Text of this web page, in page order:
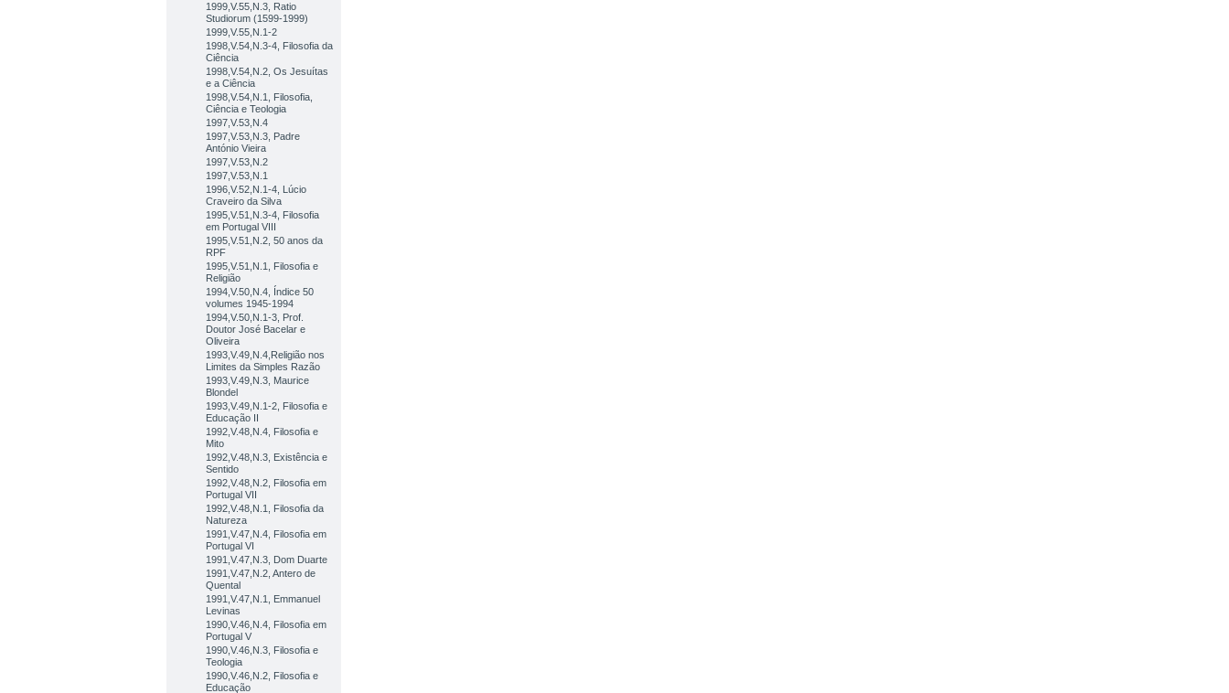
1999,V.55,N.3, Ratio
Studiorum (1599-1999)
1999,V.55,N.1-2
1998,V.54,N.3-4, Filosofia da
Ciência
1998,V.54,N.2, Os Jesuítas
e a Ciência
1998,V.54,N.1, Filosofia,
Ciência e Teologia
1997,V.53,N.4
1997,V.53,N.3, Padre
António Vieira
1997,V.53,N.2
1997,V.53,N.1
1996,V.52,N.1-4, Lúcio
Craveiro da Silva
1995,V.51,N.3-4, Filosofia
em Portugal VIII
1995,V.51,N.2, 50 anos da
RPF
1995,V.51,N.1, Filosofia e
Religião
1994,V.50,N.4, Índice 50
volumes 1945-1994
1994,V.50,N.1-3, Prof.
Doutor José Bacelar e
Oliveira
1993,V.49,N.4,Religião nos
Limites da Simples Razão
1993,V.49,N.3, Maurice
Blondel
1993,V.49,N.1-2, Filosofia e
Educação II
1992,V.48,N.4, Filosofia e
Mito
1992,V.48,N.3, Existência e
Sentido
1992,V.48,N.2, Filosofia em
Portugal VII
1992,V.48,N.1, Filosofia da
Natureza
1991,V.47,N.4, Filosofia em
Portugal VI
1991,V.47,N.3, Dom Duarte
1991,V.47,N.2, Antero de
Quental
1991,V.47,N.1, Emmanuel
Levinas
1990,V.46,N.4, Filosofia em
Portugal V
1990,V.46,N.3, Filosofia e
Teologia
1990,V.46,N.2, Filosofia e
Educação